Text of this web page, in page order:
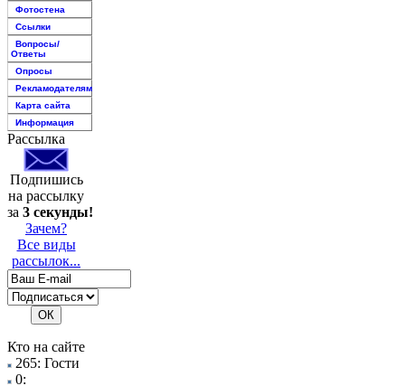
Фотостена
Ссылки
Вопросы/
Ответы
Опросы
Рекламодателям
Карта сайта
Информация
Рассылка
Подпишись
на рассылку
за 3 секунды!
Зачем?
Все виды
рассылок...
Кто на сайте
265: Гости
0: